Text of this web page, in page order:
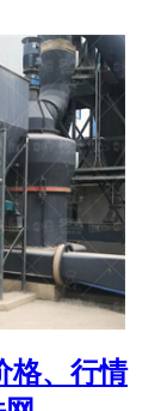
格、行情